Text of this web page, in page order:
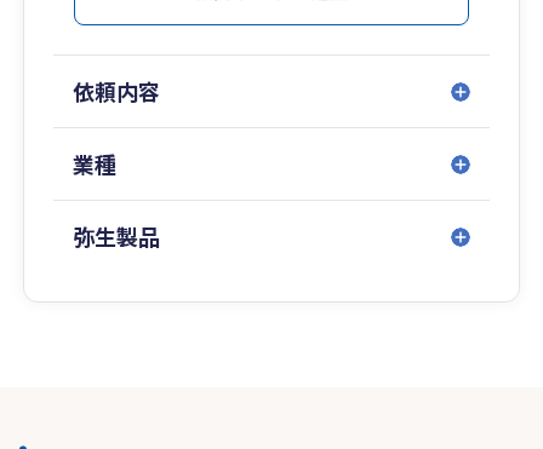
いですので弥生に限らずパソコン会計の導入その
めで困っておられる方も多いかと存じます。初回
の面談とご相談は基本無料です（相談後届出その
他の業務をお受けする場合は都度料金を提示いた
市」「東金市」「山武市」「大網白里市」に限り
依頼内容
業種
弥生製品